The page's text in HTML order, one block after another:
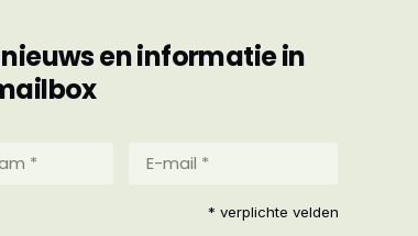
en informatie in
mail
* verplichte velden